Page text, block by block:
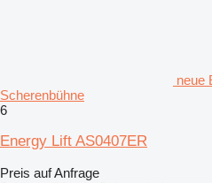
neue
Scherenbühne
6
Energy Lift AS0407ER
Preis auf Anfrage